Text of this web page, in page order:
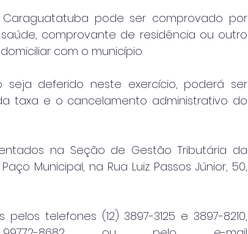
pode ser comprovado por
comprovante de residência ou outro
com o município.
deferido neste exercício, poderá ser
taxa e o cancelamento administrativo do
na Seção de Gestão Tributária da
Municipal, na Rua Luiz Passos Júnior, 50,
telefones (12) 3897-3125 e 3897-8210,